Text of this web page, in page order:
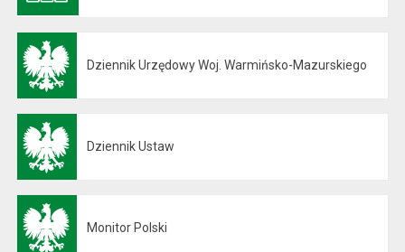
Dziennik Urzędowy Woj. Warmińsko-Mazurskiego
Dziennik Ustaw
Monitor Polski